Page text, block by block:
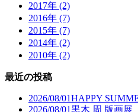
2017年 (2)
2016年 (7)
2015年 (7)
2014年 (2)
2010年 (2)
最近の投稿
2026/08/01HAPPY
2026/08/01黒木 周 版画展